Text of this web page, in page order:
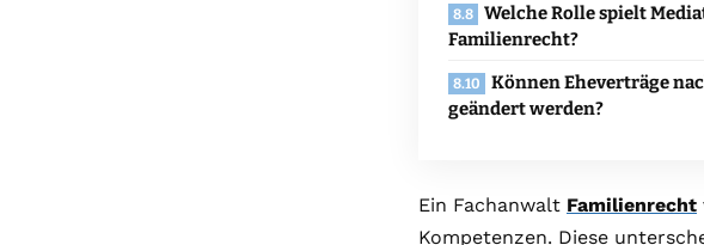
Welche Rolle spielt
Familienrecht?
Können Eheverträge
geändert werden?
Ein Fachanwalt Familienrecht
Kompetenzen. Diese